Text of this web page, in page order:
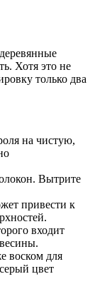
Хотя это не
только два
на чистую,
Вытрите
привести к
входит
воском для
цвет